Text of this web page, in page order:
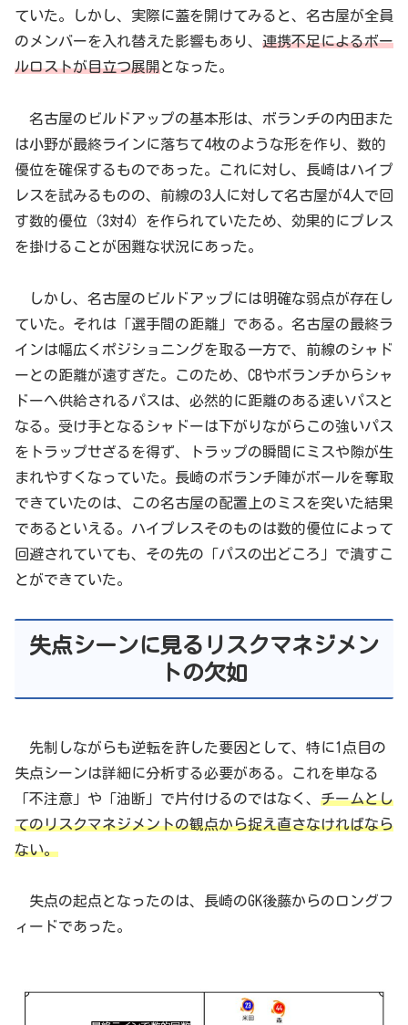
ていた。しかし、実際に蓋を開けてみると、名古屋が全員
のメンバーを入れ替えた影響もあり、 連携不足によるボー
ルロストが目立つ展開となった。
名古屋のビルドアップの基本形は、ボランチの内田また
は小野が最終ラインに落ちて4枚のような形を作り、数的
優位を確保するものであった。これに対し、長崎はハイプ
レスを試みるものの、前線の3人に対して名古屋が4人で回
す数的優位（3対4）を作られていたため、効果的にプレス
を掛けることが困難な状況にあった。
しかし、名古屋のビルドアップには明確な弱点が存在し
ていた。それは「選手間の距離」である。名古屋の最終ラ
インは幅広くポジショニングを取る一方で、前線のシャド
ーとの距離が遠すぎた。このため、CBやボランチからシャ
ドーへ供給されるパスは、必然的に距離のある速いパスと
なる。受け手となるシャドーは下がりながらこの強いパス
をトラップせざるを得ず、トラップの瞬間にミスや隙が生
まれやすくなっていた。長崎のボランチ陣がボールを奪取
できていたのは、この名古屋の配置上のミスを突いた結果
であるといえる。ハイプレスそのものは数的優位によって
回避されていても、その先の「パスの出どころ」で潰すこ
とができていた。
失点シーンに見るリスクマネジメン
トの欠如
先制しながらも逆転を許した要因として、特に1点目の
失点シーンは詳細に分析する必要がある。これを単なる
「不注意」や「油断」で片付けるのではなく、 チームとし
てのリスクマネジメントの観点から捉え直さなければなら
ない。
失点の起点となったのは、長崎のGK後藤からのロングフ
ィードであった。